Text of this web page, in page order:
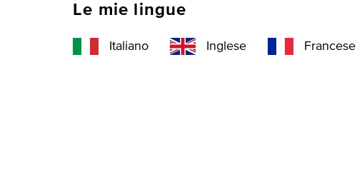
Le mie lingue
Italiano Inglese Francese